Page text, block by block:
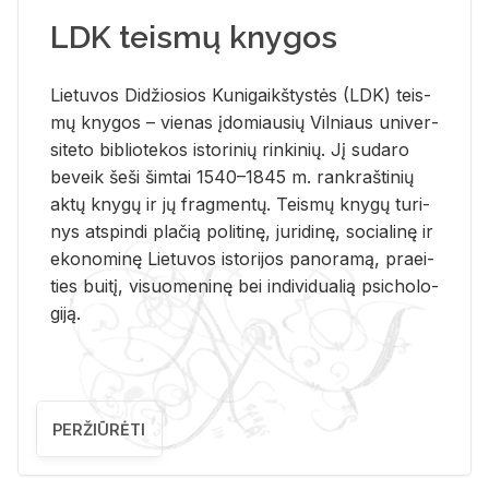
LDK teismų knygos
Lie­tu­vos Di­džio­sios Ku­ni­gaikš­tys­tės (LDK) teis­
mų kny­gos – vie­nas įdo­miau­sių Vil­niaus uni­ver­
si­te­to bi­b­lio­te­kos is­to­ri­nių rin­ki­nių. Jį su­da­ro
be­veik šeši šim­tai 1540–1845 m. rank­raš­ti­nių
aktų kny­gų ir jų frag­men­tų. Teis­mų kny­gų tu­ri­
nys at­spin­di pla­čią po­li­ti­nę, ju­ri­di­nę, so­cia­li­nę ir
eko­no­mi­nę Lie­tu­vos is­to­ri­jos pa­no­ra­mą, pra­ei­
ties bui­tį, vi­suo­me­ni­nę bei in­di­vi­dua­lią psi­cho­lo­
gi­ją.
PERŽIŪRĖTI